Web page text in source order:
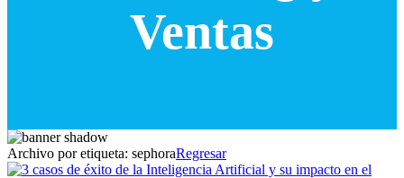
Ventas
Archivo por etiqueta: sephoraRegresar